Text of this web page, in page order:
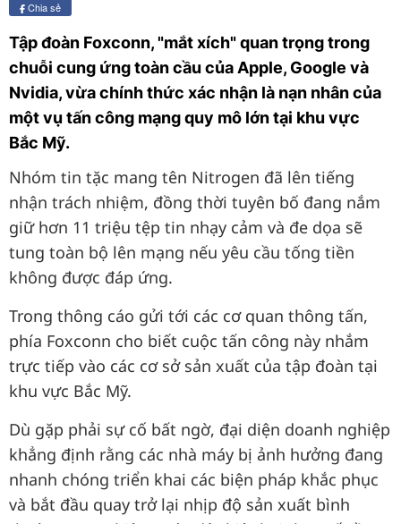
Chia sẻ
Tập đoàn Foxconn, "mắt xích" quan trọng trong
chuỗi cung ứng toàn cầu của Apple, Google và
Nvidia, vừa chính thức xác nhận là nạn nhân của
một vụ tấn công mạng quy mô lớn tại khu vực
Bắc Mỹ.
Nhóm tin tặc mang tên Nitrogen đã lên tiếng
nhận trách nhiệm, đồng thời tuyên bố đang nắm
giữ hơn 11 triệu tệp tin nhạy cảm và đe dọa sẽ
tung toàn bộ lên mạng nếu yêu cầu tống tiền
không được đáp ứng.
Trong thông cáo gửi tới các cơ quan thông tấn,
phía Foxconn cho biết cuộc tấn công này nhắm
trực tiếp vào các cơ sở sản xuất của tập đoàn tại
khu vực Bắc Mỹ.
Dù gặp phải sự cố bất ngờ, đại diện doanh nghiệp
khẳng định rằng các nhà máy bị ảnh hưởng đang
nhanh chóng triển khai các biện pháp khắc phục
và bắt đầu quay trở lại nhịp độ sản xuất bình